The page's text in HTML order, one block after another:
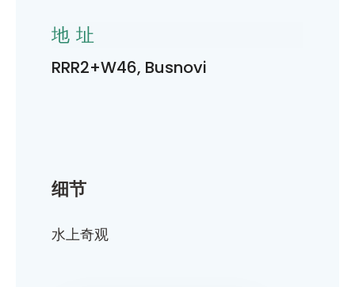
细节
水上奇观
地址
RRR2+W46, Busnovi